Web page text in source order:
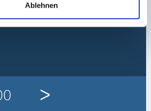
Ablehnen